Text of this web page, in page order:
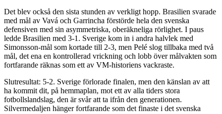
Det blev också den sista stunden av verkligt hopp. Brasilien svarade
med mål av Vavá och Garrincha förstörde hela den svenska
defensiven med sin asymmetriska, oberäkneliga rörlighet. I paus
ledde Brasilien med 3-1. Sverige kom in i andra halvlek med
Simonsson-mål som kortade till 2-3, men Pelé slog tillbaka med två
mål, det ena en kontrollerad vrickning och lobb över målvakten som
fortfarande räknas som ett av VM-historiens vackraste.
Slutresultat: 5-2. Sverige förlorade finalen, men den känslan av att
ha kommit dit, på hemmaplan, mot ett av alla tiders stora
fotbollslandslag, den är svår att ta ifrån den generationen.
Silvermedaljen hänger fortfarande som det finaste i det svenska